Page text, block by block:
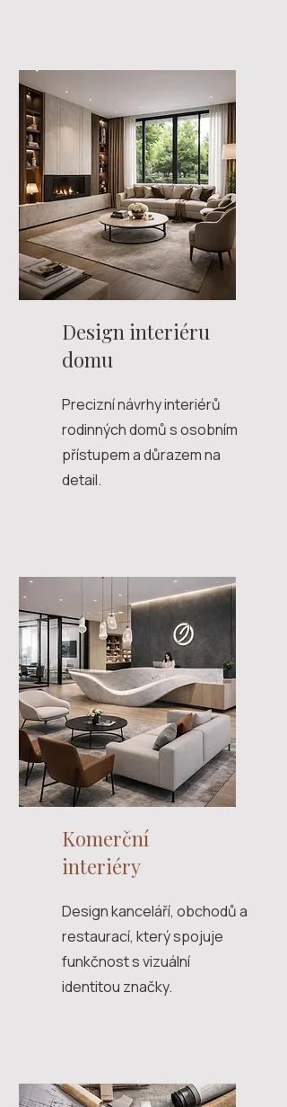
Design interiéru
domu
Precizní návrhy interiérů
rodinných domů s osobním
přístupem a důrazem na
detail.
Komerční
interiéry
Design kanceláří, obchodů a
restaurací, který spojuje
funkčnost s vizuální
identitou značky.